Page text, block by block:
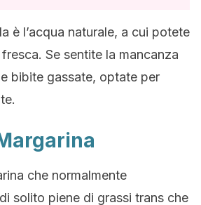
è l’acqua naturale, a cui potete
Se sentite la mancanza
bibite gassate, optate per
che normalmente
solito piene di grassi trans che